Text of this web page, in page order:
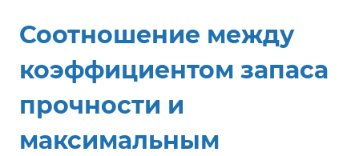
Соотношение между
коэффициентом запаса
прочности и
максимальным